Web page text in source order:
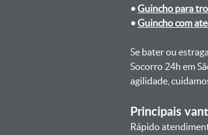
•Guincho para
•Guincho com
Se bater ou
Socorro 24h em
agilidade,
Principais
Rápido